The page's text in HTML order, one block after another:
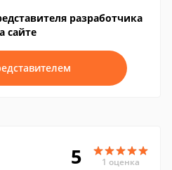
разработчика
сайте
5 1 оценка